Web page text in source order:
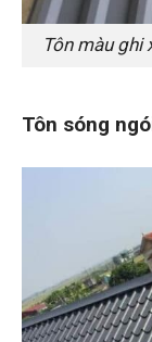
Tôn màu
Tôn sóng